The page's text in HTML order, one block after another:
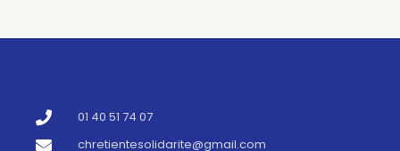
01 40 51 74 07
chretientesolidarite@gmail.com